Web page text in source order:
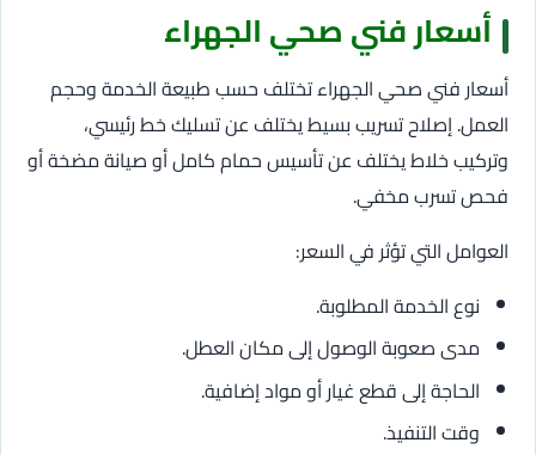
أسعار فني صحي الجهراء
أسعار فني صحي الجهراء تختلف حسب طبيعة الخدمة وحجم
العمل. إصلاح تسريب بسيط يختلف عن تسليك خط رئيسي،
وتركيب خلاط يختلف عن تأسيس حمام كامل أو صيانة مضخة أو
فحص تسرب مخفي.
العوامل التي تؤثر في السعر:
نوع الخدمة المطلوبة.
مدى صعوبة الوصول إلى مكان العطل.
الحاجة إلى قطع غيار أو مواد إضافية.
وقت التنفيذ.